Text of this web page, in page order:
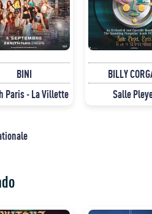
BINI
Paris - La Villette
BILLY
Salle